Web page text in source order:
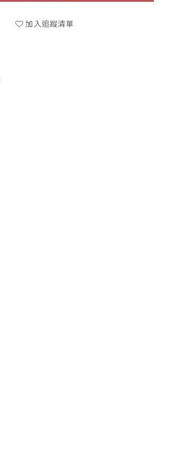
加入追蹤清單